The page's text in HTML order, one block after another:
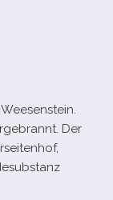
Der